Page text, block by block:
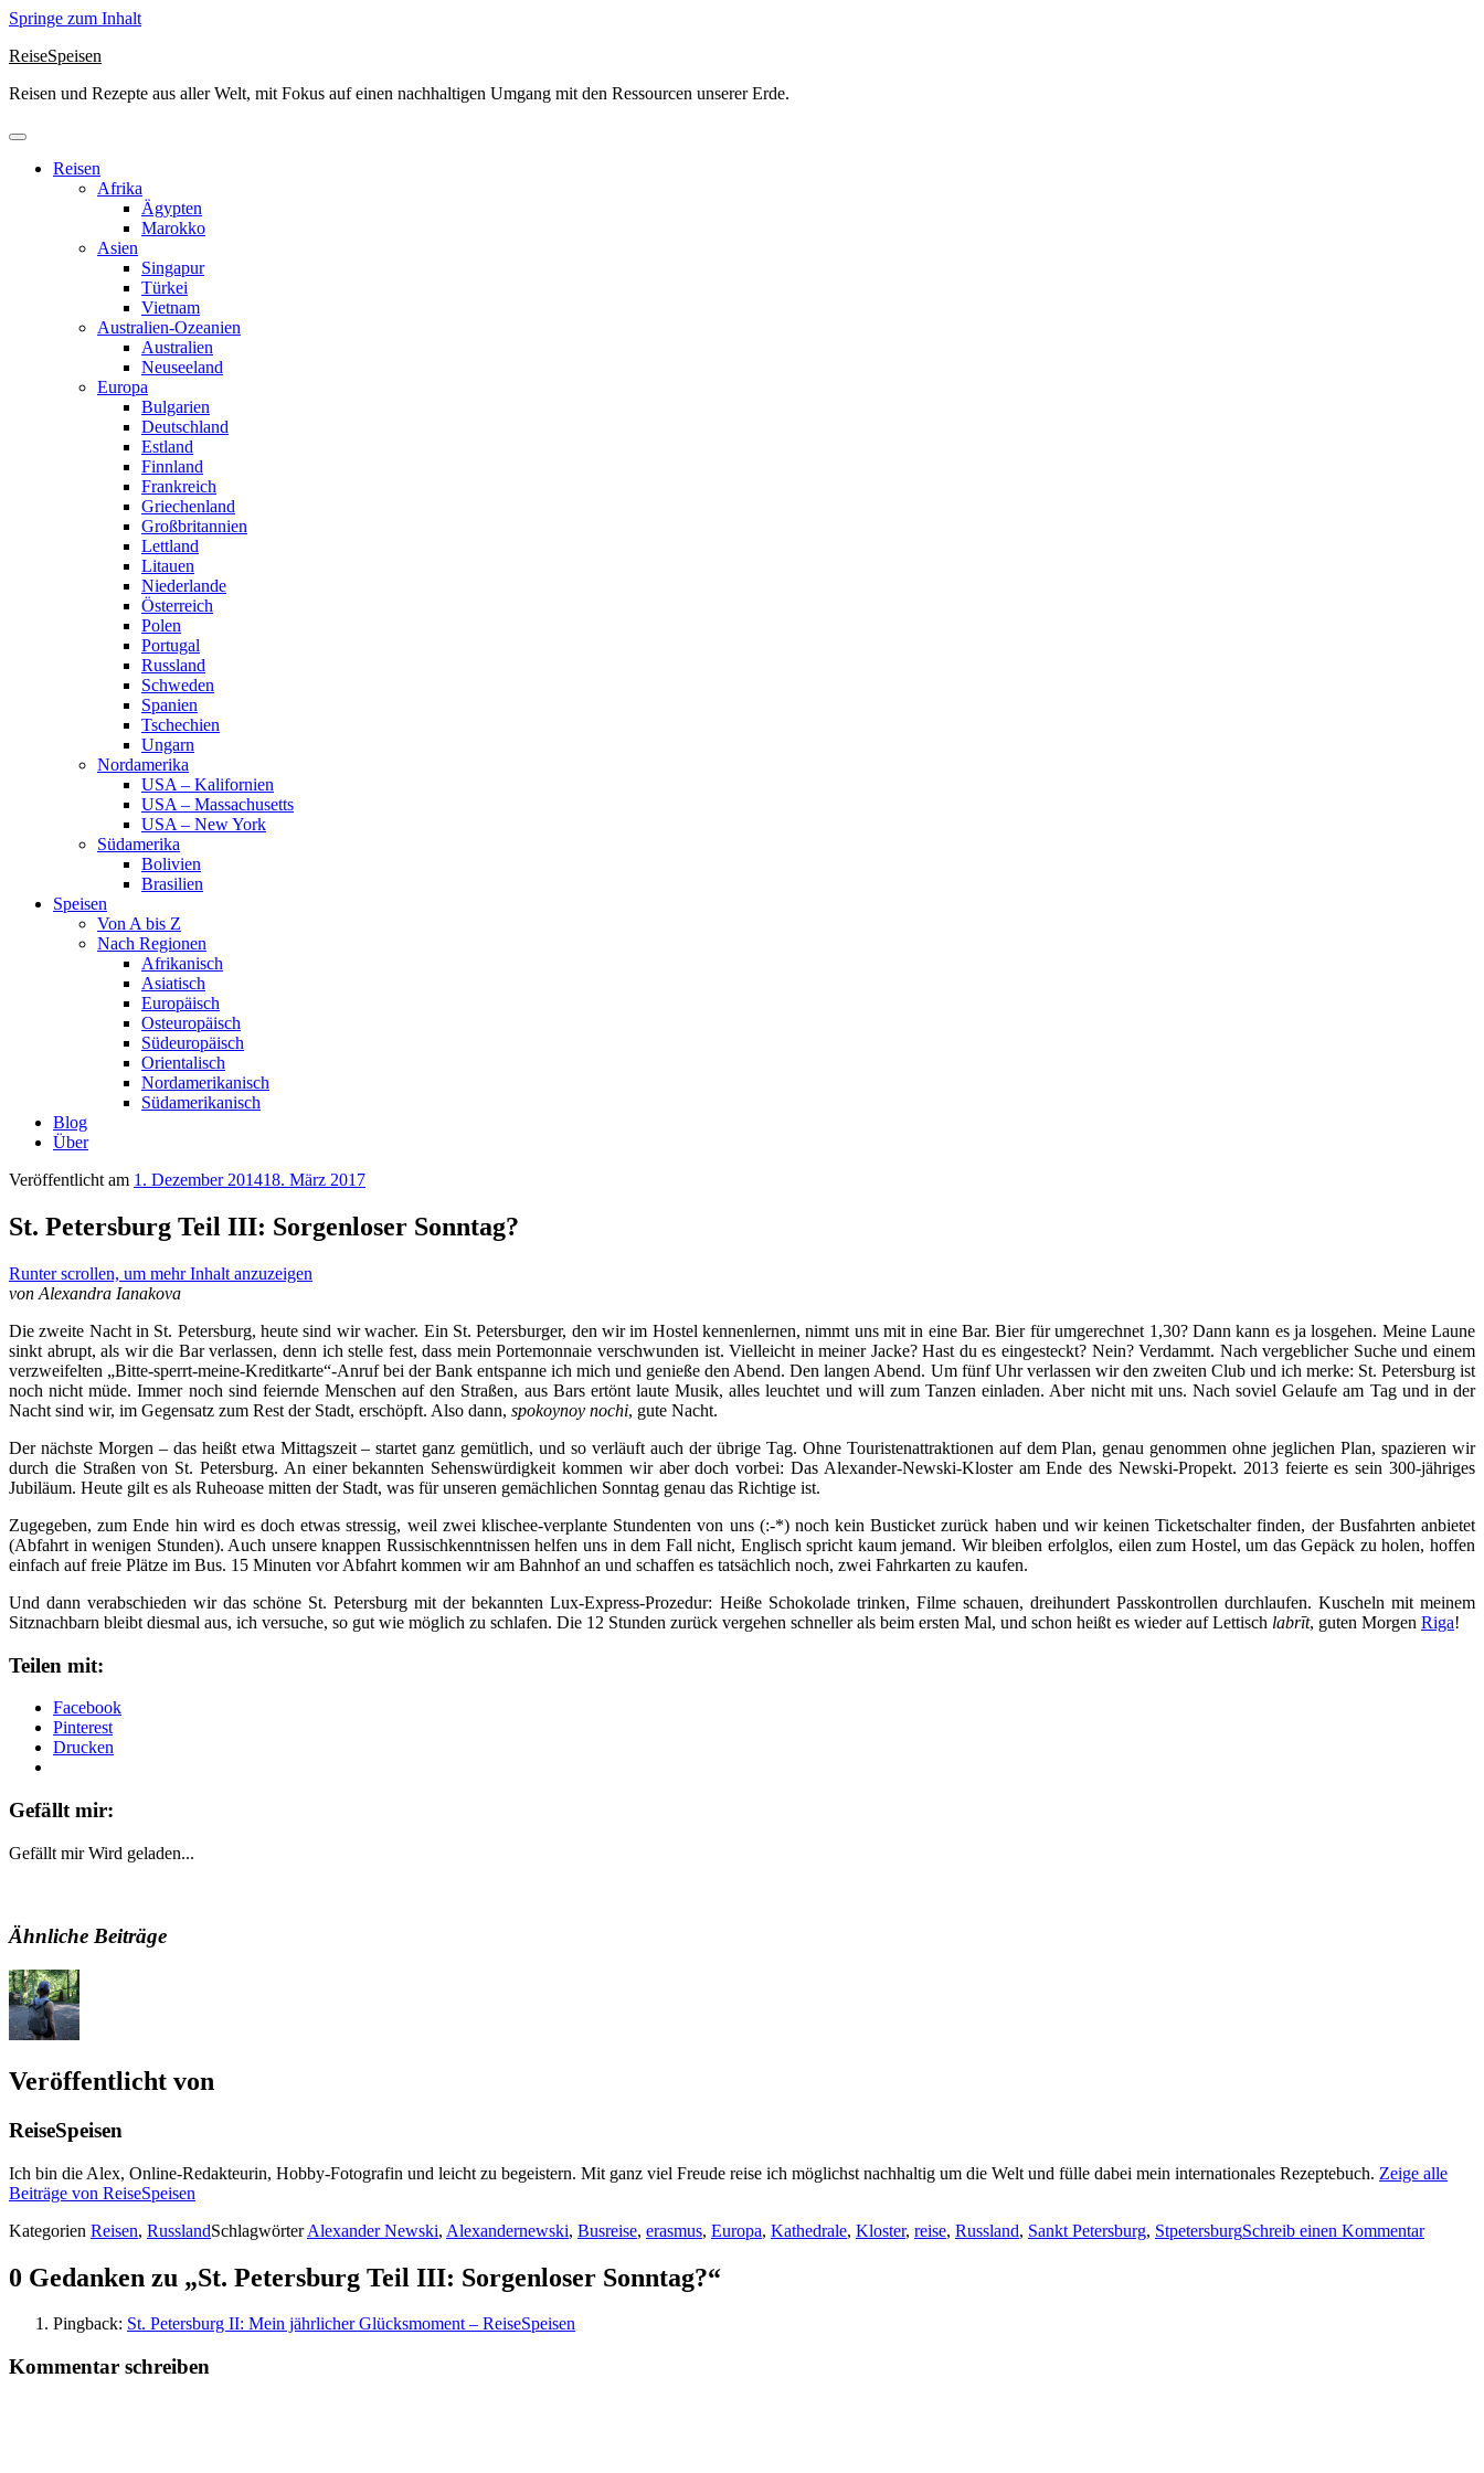
Springe zum Inhalt
ReiseSpeisen
Reisen und Rezepte aus aller Welt, mit Fokus auf einen nachhaltigen Umgang mit den Ressourcen unserer Erde.
Reisen
Afrika
Ägypten
Marokko
Asien
Singapur
Türkei
Vietnam
Australien-Ozeanien
Australien
Neuseeland
Europa
Bulgarien
Deutschland
Estland
Finnland
Frankreich
Griechenland
Großbritannien
Lettland
Litauen
Niederlande
Österreich
Polen
Portugal
Russland
Schweden
Spanien
Tschechien
Ungarn
Nordamerika
USA – Kalifornien
USA – Massachusetts
USA – New York
Südamerika
Bolivien
Brasilien
Speisen
Von A bis Z
Nach Regionen
Afrikanisch
Asiatisch
Europäisch
Osteuropäisch
Südeuropäisch
Orientalisch
Nordamerikanisch
Südamerikanisch
Blog
Über
Veröffentlicht am 1. Dezember 201418. März 2017
St. Petersburg Teil III: Sorgenloser Sonntag?
Runter scrollen, um mehr Inhalt anzuzeigen
von Alexandra Ianakova
Die zweite Nacht in St. Petersburg, heute sind wir wacher. Ein St. Petersburger, den wir im Hostel kennenlernen, nimmt uns mit in eine Bar. Bier für umgerechnet 1,30? Dann kann es ja losgehen. Meine Laune
sinkt abrupt, als wir die Bar verlassen, denn ich stelle fest, dass mein Portemonnaie verschwunden ist. Vielleicht in meiner Jacke? Hast du es eingesteckt? Nein? Verdammt. Nach vergeblicher Suche und einem
verzweifelten „Bitte-sperrt-meine-Kreditkarte“-Anruf bei der Bank entspanne ich mich und genieße den Abend. Den langen Abend. Um fünf Uhr verlassen wir den zweiten Club und ich merke: St. Petersburg ist
noch nicht müde. Immer noch sind feiernde Menschen auf den Straßen, aus Bars ertönt laute Musik, alles leuchtet und will zum Tanzen einladen. Aber nicht mit uns. Nach soviel Gelaufe am Tag und in der
Nacht sind wir, im Gegensatz zum Rest der Stadt, erschöpft. Also dann, spokoynoy nochi, gute Nacht.
Der nächste Morgen – das heißt etwa Mittagszeit – startet ganz gemütlich, und so verläuft auch der übrige Tag. Ohne Touristenattraktionen auf dem Plan, genau genommen ohne jeglichen Plan, spazieren wir
durch die Straßen von St. Petersburg. An einer bekannten Sehenswürdigkeit kommen wir aber doch vorbei: Das Alexander-Newski-Kloster am Ende des Newski-Propekt. 2013 feierte es sein 300-jähriges
Jubiläum. Heute gilt es als Ruheoase mitten der Stadt, was für unseren gemächlichen Sonntag genau das Richtige ist.
Zugegeben, zum Ende hin wird es doch etwas stressig, weil zwei klischee-verplante Stundenten von uns (:-*) noch kein Busticket zurück haben und wir keinen Ticketschalter finden, der Busfahrten anbietet
(Abfahrt in wenigen Stunden). Auch unsere knappen Russischkenntnissen helfen uns in dem Fall nicht, Englisch spricht kaum jemand. Wir bleiben erfolglos, eilen zum Hostel, um das Gepäck zu holen, hoffen
einfach auf freie Plätze im Bus. 15 Minuten vor Abfahrt kommen wir am Bahnhof an und schaffen es tatsächlich noch, zwei Fahrkarten zu kaufen.
Und dann verabschieden wir das schöne St. Petersburg mit der bekannten Lux-Express-Prozedur: Heiße Schokolade trinken, Filme schauen, dreihundert Passkontrollen durchlaufen. Kuscheln mit meinem
Sitznachbarn bleibt diesmal aus, ich versuche, so gut wie möglich zu schlafen. Die 12 Stunden zurück vergehen schneller als beim ersten Mal, und schon heißt es wieder auf Lettisch labrīt, guten Morgen Riga!
Teilen mit:
Facebook
Pinterest
Drucken
Gefällt mir:
Gefällt mir Wird geladen...
Ähnliche Beiträge
Veröffentlicht von
ReiseSpeisen
Ich bin die Alex, Online-Redakteurin, Hobby-Fotografin und leicht zu begeistern. Mit ganz viel Freude reise ich möglichst nachhaltig um die Welt und fülle dabei mein internationales Rezeptebuch. Zeige alle
Beiträge von ReiseSpeisen
Kategorien Reisen, RusslandSchlagwörterAlexander Newski, Alexandernewski, Busreise, erasmus, Europa, Kathedrale, Kloster, reise, Russland, Sankt Petersburg, StpetersburgSchreib einen Kommentar
0 Gedanken zu „St. Petersburg Teil III: Sorgenloser Sonntag?“
Pingback: St. Petersburg II: Mein jährlicher Glücksmoment – ReiseSpeisen
Kommentar schreiben